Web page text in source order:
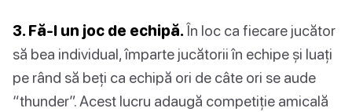
3. Fă-l un joc de echipă.În loc ca fiecare jucător
să bea individual, împarte jucătorii în echipe și luați
pe rând să beți ca echipă ori de câte ori se aude
“thunder”. Acest lucru adaugă competiție amicală